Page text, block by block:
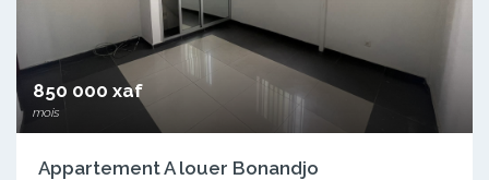
850 000 xaf
mois
Appartement A louer Bonandjo